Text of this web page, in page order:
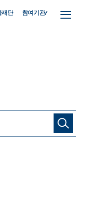
재단 참여기관/